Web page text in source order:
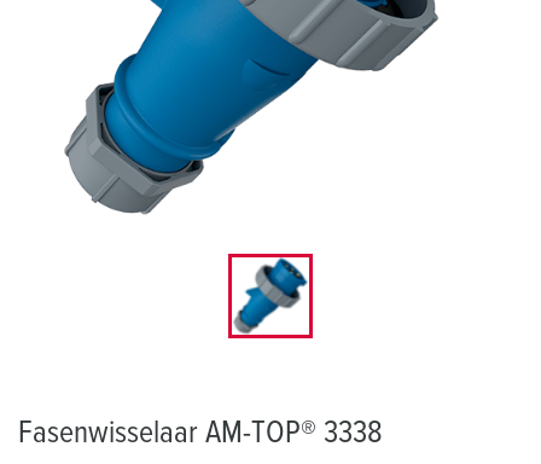
Fasenwisselaar AM-TOP® 3338